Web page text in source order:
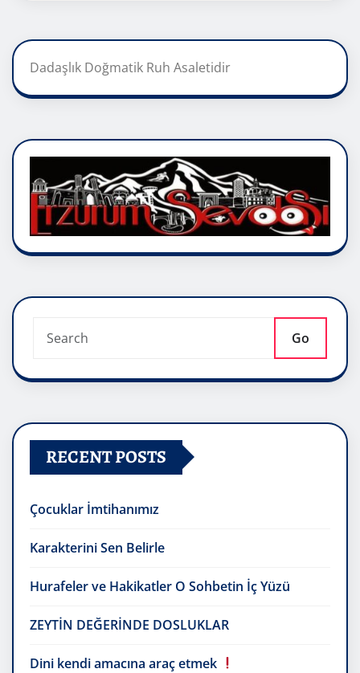
Dadaşlık Doğmatik Ruh Asaletidir
Go
RECENT POSTS
Çocuklar İmtihanımız
Karakterini Sen Belirle
Hurafeler ve Hakikatler O Sohbetin İç Yüzü
ZEYTİN DEĞERİNDE DOSLUKLAR
Dini kendi amacına araç etmek